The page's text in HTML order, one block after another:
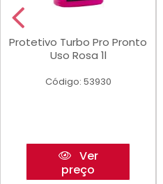
Protetivo Turbo Pro Pronto
Uso Rosa 1l
Código: 53930
Ver
preço